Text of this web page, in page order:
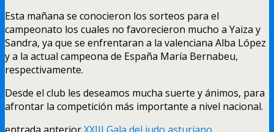
Esta mañana se conocieron los sorteos para el
campeonato los cuales no favorecieron mucho a Yaiza y
Sandra, ya que se enfrentaran a la valenciana Alba López
y a la actual campeona de España María Bernabeu,
respectivamente.
Desde el club les deseamos mucha suerte y ánimos, para
afrontar la competición más importante a nivel nacional.